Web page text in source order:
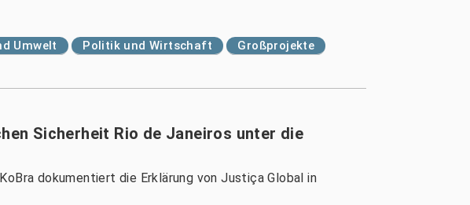
Umwelt Politik und Wirtschaft Großprojekte
Sicherheit Rio de Janeiros unter die
dokumentiert die Erklärung von Justiça Global in